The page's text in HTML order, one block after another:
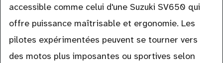
accessible comme celui d'une Suzuki SV650 qui
offre puissance maîtrisable et ergonomie. Les
pilotes expérimentées peuvent se tourner vers
des motos plus imposantes ou sportives selon